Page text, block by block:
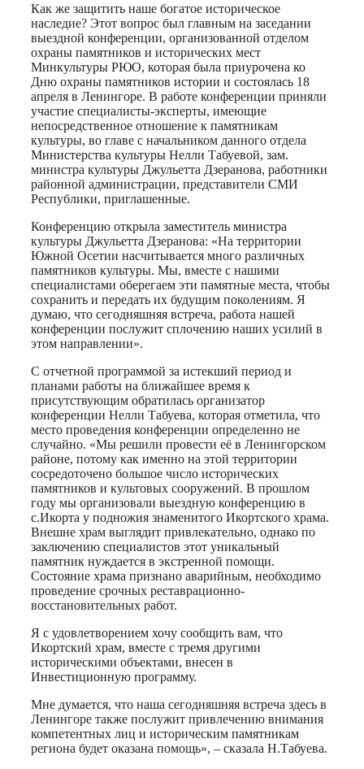
Как же защитить наше богатое историческое
наследие? Этот вопрос был главным на заседании
выездной конференции, организованной отделом
охраны памятников и исторических мест
Минкультуры РЮО, которая была приурочена ко
Дню охраны памятников истории и состоялась 18
апреля в Ленингоре. В работе конференции приняли
участие специалисты-эксперты, имеющие
непосредственное отношение к памятникам
культуры, во главе с начальником данного отдела
Министерства культуры Нелли Табуевой, зам.
министра культуры Джульетта Дзеранова, работники
районной администрации, представители СМИ
Республики, приглашенные.
Конференцию открыла заместитель министра
культуры Джульетта Дзеранова: «На территории
Южной Осетии насчитывается много различных
памятников культуры. Мы, вместе с нашими
специалистами оберегаем эти памятные места, чтобы
сохранить и передать их будущим поколениям. Я
думаю, что сегодняшняя встреча, работа нашей
конференции послужит сплочению наших усилий в
этом направлении».
С отчетной программой за истекший период и
планами работы на ближайшее время к
присутствующим обратилась организатор
конференции Нелли Табуева, которая отметила, что
место проведения конференции определенно не
случайно. «Мы решили провести её в Ленингорском
районе, потому как именно на этой территории
сосредоточено большое число исторических
памятников и культовых сооружений. В прошлом
году мы организовали выездную конференцию в
с.Икорта у подножия знаменитого Икортского храма.
Внешне храм выглядит привлекательно, однако по
заключению специалистов этот уникальный
памятник нуждается в экстренной помощи.
Состояние храма признано аварийным, необходимо
проведение срочных реставрационно-
восстановительных работ.
Я с удовлетворением хочу сообщить вам, что
Икортский храм, вместе с тремя другими
историческими объектами, внесен в
Инвестиционную программу.
Мне думается, что наша сегодняшняя встреча здесь в
Ленингоре также послужит привлечению внимания
компетентных лиц и историческим памятникам
региона будет оказана помощь», – сказала Н.Табуева.